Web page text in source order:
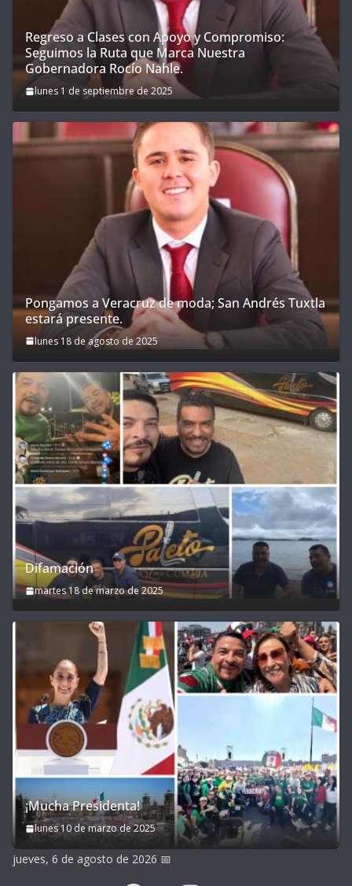
Regreso a Clases con Apoyo y Compromiso:
Seguimos la Ruta que Marca Nuestra
Gobernadora Rocío Nahle.
lunes 1 de septiembre de 2025
Pongamos a Veracruz de moda; San Andrés Tuxtla
estará presente.
lunes 18 de agosto de 2025
Difamación
martes 18 de marzo de 2025
¡Mucha Presidenta!
lunes 10 de marzo de 2025
jueves, 6 de agosto de 2026 📅